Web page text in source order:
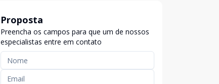
Proposta
Preencha os campos para que um de nossos
especialistas entre em contato